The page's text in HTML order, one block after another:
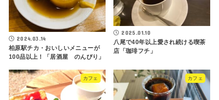
2024.03.14
柏原駅チカ・おいしいメニューが
100品以上！「居酒屋 のんびり」
2025.01.10
八尾で40年以上愛され続ける喫茶
店「珈琲フチ」
カフェ カフェ